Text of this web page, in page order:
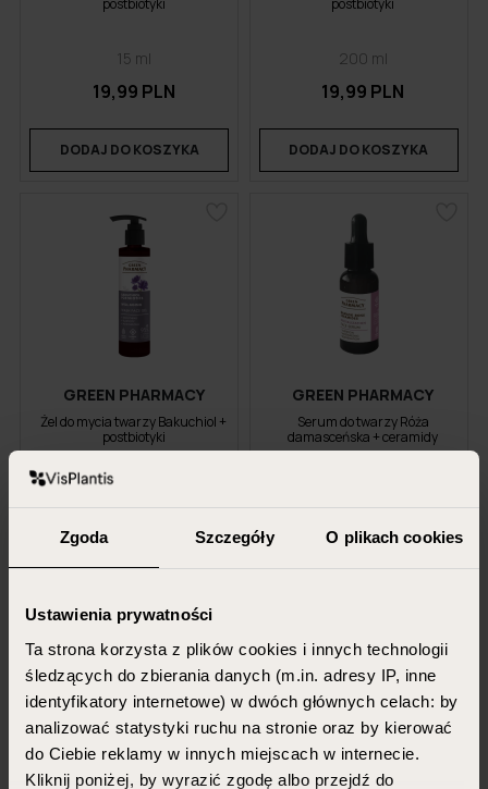
Zgoda Szczegóły O plikach cookies
Ustawienia prywatności
Ta strona korzysta z plików cookies i innych technologii
śledzących do zbierania danych (m.in. adresy IP, inne
identyfikatory internetowe) w dwóch głównych celach: by
analizować statystyki ruchu na stronie oraz by kierować
do Ciebie reklamy w innych miejscach w internecie.
Kliknij poniżej, by wyrazić zgodę albo przejdź do
postbiotyki
15 ml
19,99 PLN
DODAJ DO KOSZYKA
postbiotyki
200 ml
19,99 PLN
DODAJ DO KOSZYKA
GREEN PHARMACY
Żel do mycia twarzy Bakuchiol +
postbiotyki
200 ml
GREEN PHARMACY
Serum do twarzy Róża
damasceńska + ceramidy